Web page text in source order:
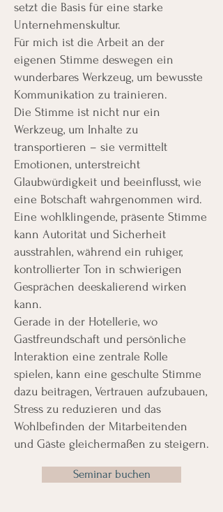
setzt die Basis für eine starke
Unternehmenskultur.
Für mich ist die Arbeit an der
eigenen Stimme deswegen ein
wunderbares Werkzeug, um bewusste
Kommunikation zu trainieren.
Die Stimme ist nicht nur ein
Werkzeug, um Inhalte zu
transportieren – sie vermittelt
Emotionen, unterstreicht
Glaubwürdigkeit und beeinflusst, wie
eine Botschaft wahrgenommen wird.
Eine wohlklingende, präsente Stimme
kann Autorität und Sicherheit
ausstrahlen, während ein ruhiger,
kontrollierter Ton in schwierigen
Gesprächen deeskalierend wirken
kann.
Gerade in der Hotellerie, wo
Gastfreundschaft und persönliche
Interaktion eine zentrale Rolle
spielen, kann eine geschulte Stimme
dazu beitragen, Vertrauen aufzubauen,
Stress zu reduzieren und das
Wohlbefinden der Mitarbeitenden
und Gäste gleichermaßen zu steigern.
Seminar buchen